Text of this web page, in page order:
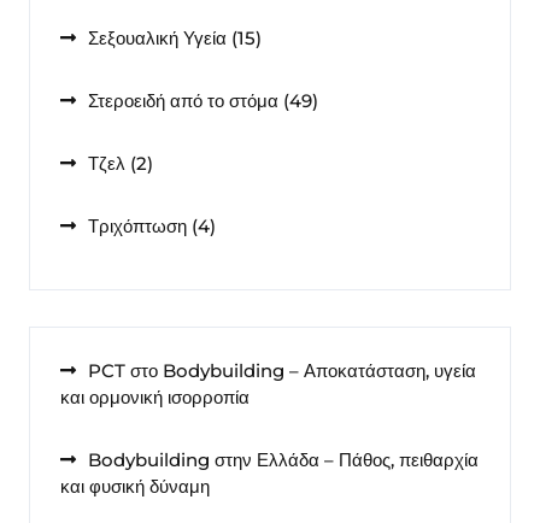
Σεξουαλική Υγεία 1515
Στεροειδή από το στόμα 4949
Τζελ 22
Τριχόπτωση 44
PCT στο Bodybuilding – Αποκατάσταση, υγεία
και ορμονική ισορροπία
Bodybuilding στην Ελλάδα – Πάθος, πειθαρχία
και φυσική δύναμη